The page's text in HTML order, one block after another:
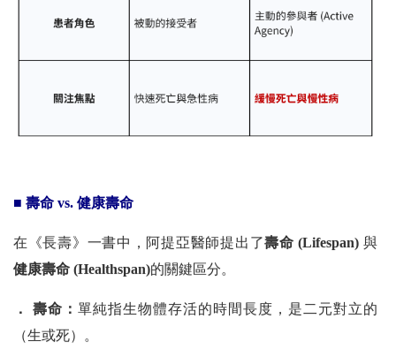
■ 壽命 vs. 健康壽命
在《長壽》一書中，阿提亞醫師提出了壽命 (Lifespan) 與
健康壽命 (Healthspan)的關鍵區分。
． 壽命：單純指生物體存活的時間長度，是二元對立的
（生或死）。